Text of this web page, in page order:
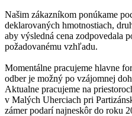
Našim zákazníkom ponúkame
deklarovaných hmotnostiach,
aby výsledná cena zodpovedala
požadovanému vzhľadu.
Momentálne pracujeme hlavne
odber je možný po vzájomnej
Aktualne pracujeme na
v Malých Uherciach pri
zámer podarí najneskôr do roku